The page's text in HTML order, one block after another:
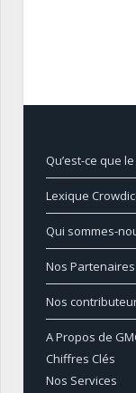
Qu’est-ce que
Lexique
Qui sommes-
Nos Partenaires
Nos
A Propos de
Chiffres Clés
Nos Services